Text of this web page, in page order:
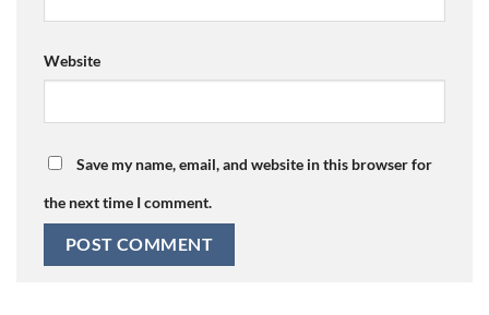
Website
Save my name, email, and website in this browser for
the next time I comment.